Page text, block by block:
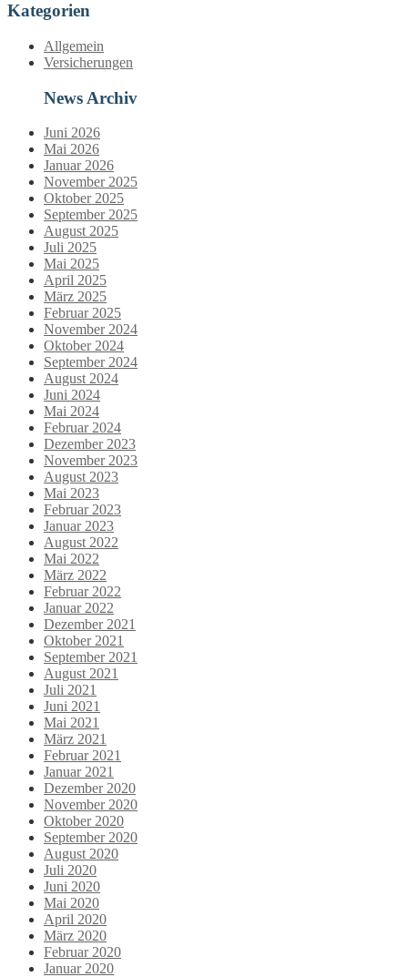
Kategorien
Allgemein
Versicherungen
News Archiv
Juni 2026
Mai 2026
Januar 2026
November 2025
Oktober 2025
September 2025
August 2025
Juli 2025
Mai 2025
April 2025
März 2025
Februar 2025
November 2024
Oktober 2024
September 2024
August 2024
Juni 2024
Mai 2024
Februar 2024
Dezember 2023
November 2023
August 2023
Mai 2023
Februar 2023
Januar 2023
August 2022
Mai 2022
März 2022
Februar 2022
Januar 2022
Dezember 2021
Oktober 2021
September 2021
August 2021
Juli 2021
Juni 2021
Mai 2021
März 2021
Februar 2021
Januar 2021
Dezember 2020
November 2020
Oktober 2020
September 2020
August 2020
Juli 2020
Juni 2020
Mai 2020
April 2020
März 2020
Februar 2020
Januar 2020